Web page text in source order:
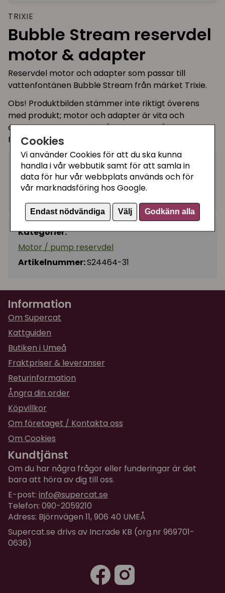
Cookies
Vi använder Cookies för att du ska kunna
handla i vår webbutik samt för att samla in
data för hur vår webbplats används och för
vår marknadsföring hos Google.
Endast nödvändiga Välj Godkänn alla
TRIXIE
Bubble Stream reservdel
motor & adapter
Reservdel motor och adapter som passar till
vattenfontänen Bubble Stream från märket Trixie.
Obs! Produktbilden stämmer inte riktigt överens
med produkt; motor och adapter är vita och
adaptern mindre än den "gamla svarta". *
Passar dock till äldre BubbleStream också :)
299 kr − + Köp
Ej i lager, leveranstid 10-14 vardagar
Kategorier:
Motor / pump reservdel
Artikelnummer:S24464-31
Information
Om Supercat
Kattguiden
Butiken i Umeå
Fraktpriser & leveranser
Returinformation
Ångra din order
Köpvillkor
Om företaget / Kontakta oss
Om Cookies
Kundtjänst
Om du har några frågor eller funderingar är det
bara att höra av dig till oss.
E-post: info@supercat.se
Telefon: 090-2059210
Adress: Björnvägen 11, 906 40 UMEÅ
Supercat.se drivs av Incrade KB (org.nr 969701-
0636)